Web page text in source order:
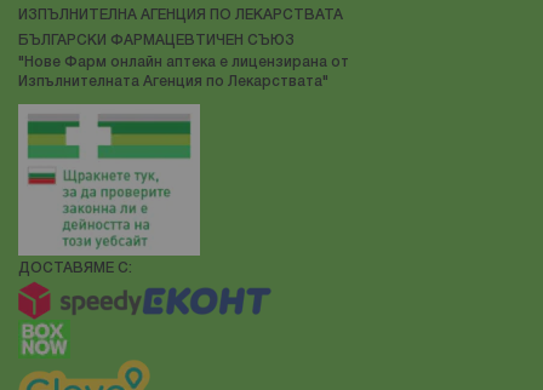
ИЗПЪЛНИТЕЛНА АГЕНЦИЯ ПО ЛЕКАРСТВАТА
БЪЛГАРСКИ ФАРМАЦЕВТИЧЕН СЪЮЗ
"Нове Фарм онлайн аптека е лицензирана от
Изпълнителната Агенция по Лекарствата"
ДОСТАВЯМЕ С: